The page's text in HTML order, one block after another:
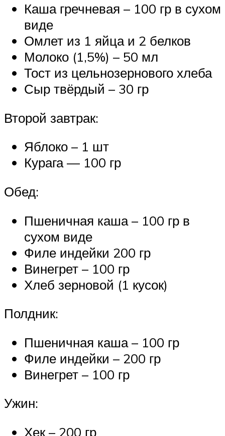
Каша гречневая – 100 гр в сухом
виде
Омлет из 1 яйца и 2 белков
Молоко (1,5%) – 50 мл
Тост из цельнозернового хлеба
Сыр твёрдый – 30 гр
Второй завтрак:
Яблоко – 1 шт
Курага — 100 гр
Обед:
Пшеничная каша – 100 гр в
сухом виде
Филе индейки 200 гр
Винегрет – 100 гр
Хлеб зерновой (1 кусок)
Полдник:
Пшеничная каша – 100 гр
Филе индейки – 200 гр
Винегрет – 100 гр
Ужин:
Хек – 200 гр